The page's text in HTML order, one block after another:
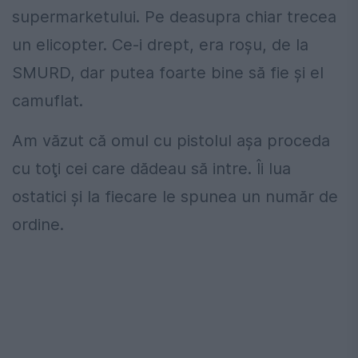
supermarketului. Pe deasupra chiar trecea
un elicopter. Ce-i drept, era roşu, de la
SMURD, dar putea foarte bine să fie şi el
camuflat.
Am văzut că omul cu pistolul aşa proceda
cu toţi cei care dădeau să intre. Îi lua
ostatici şi la fiecare le spunea un număr de
ordine.